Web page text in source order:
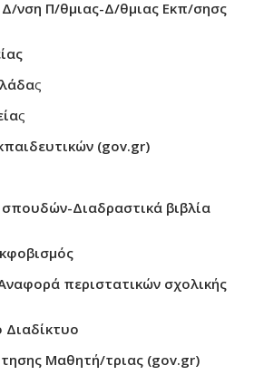
Δ/νση Π/θμιας-Δ/θμιας Εκπ/σησς
ς
ς
(gov.gr)
Διαδραστικά βιβλία
περιστατικών σχολικής
Μαθητή/τριας (gov.gr)